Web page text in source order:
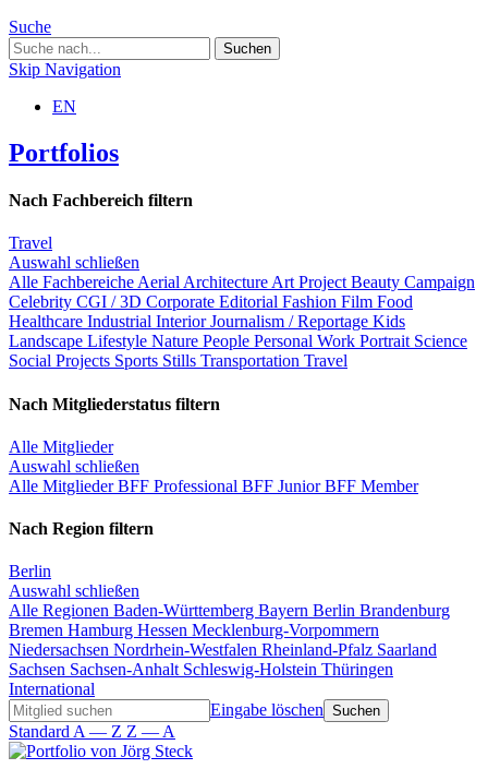
Suche
Skip Navigation
EN
Portfolios
Nach Fachbereich filtern
Travel
Auswahl schließen
Alle Fachbereiche Aerial Architecture Art Project Beauty Campaign
Celebrity CGI / 3D Corporate Editorial Fashion Film Food
Healthcare Industrial InteriorJournalism / Reportage Kids
Landscape Lifestyle Nature People Personal Work Portrait Science
Social Projects Sports Stills Transportation Travel
Nach Mitgliederstatus filtern
Alle Mitglieder
Auswahl schließen
Alle MitgliederBFF Professional BFF JuniorBFF Member
Nach Region filtern
Berlin
Auswahl schließen
Alle Regionen Baden-Württemberg Bayern Berlin Brandenburg
Bremen Hamburg Hessen Mecklenburg-Vorpommern
Niedersachsen Nordrhein-Westfalen Rheinland-Pfalz Saarland
Sachsen Sachsen-Anhalt Schleswig-Holstein Thüringen
International
Eingabe löschen
Standard A — Z Z — A